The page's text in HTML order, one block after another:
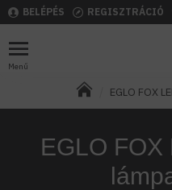
BELÉPÉS REGISZTRÁCIÓ
EGLO FOX
EGLO